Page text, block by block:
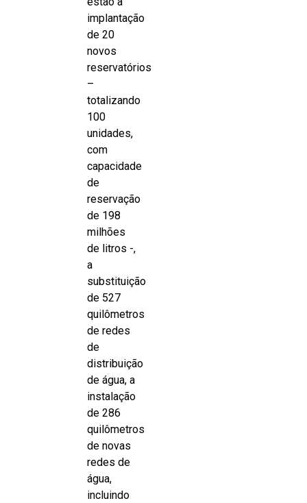
implantação
de 20
novos
reservatórios
–
totalizando
100
unidades,
com
capacidade
de
reservação
de 198
milhões
de litros -,
a
substituição
de 527
quilômetros
de redes
de
distribuição
de água, a
instalação
de 286
quilômetros
de novas
redes de
água,
incluindo